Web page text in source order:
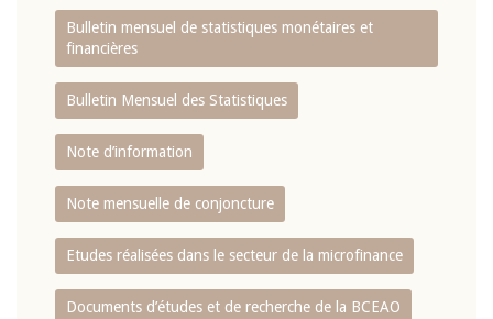
Bulletin mensuel de statistiques monétaires et
financières
Bulletin Mensuel des Statistiques
Note d’information
Note mensuelle de conjoncture
Etudes réalisées dans le secteur de la microfinance
Documents d’études et de recherche de la BCEAO